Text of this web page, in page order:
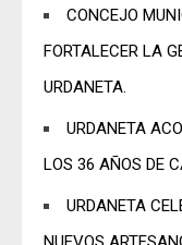
CONCEJO
FORTALECER LA
URDANETA.
URDANETA
LOS 36 AÑOS DE
URDANETA